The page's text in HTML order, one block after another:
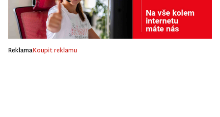
ReklamaKoupit reklamu